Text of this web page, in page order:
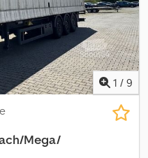
2,5 t, plancher en
vendu en
d’impression, de fautes et de
d’informations sur : !, More
1 / 9
Mega/